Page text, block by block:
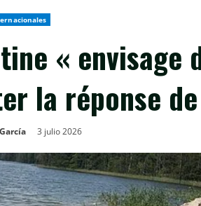
« envisage
la réponse de
3 julio 2026